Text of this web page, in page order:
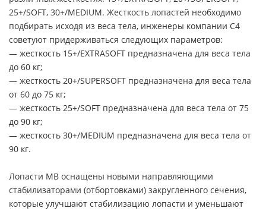
25+/SOFT, 30+/MEDIUM. Жесткость лопастей необходимо
подбирать исходя из веса тела, инженеры компании С4
советуют придерживаться следующих параметров:
— жесткость 15+/EXTRASOFT предназначена для веса тела
до 60 кг;
— жесткость 20+/SUPERSOFT предназначена для веса тела
от 60 до 75 кг;
— жесткость 25+/SOFT предназначена для веса тела от 75
до 90 кг;
— жесткость 30+/MEDIUM предназначена для веса тела от
90 кг.
Лопасти MB оснащены новыми направляющими
стабилизаторами (отбортовками) закругленного сечения,
которые улучшают стабилизацию лопасти и уменьшают